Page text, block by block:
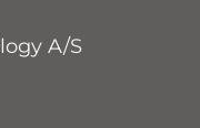
A/S